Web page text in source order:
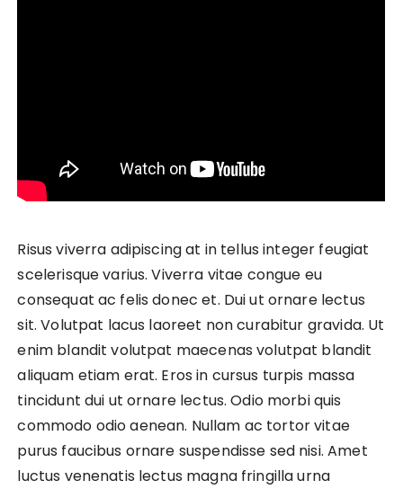
Risus viverra adipiscing at in tellus integer feugiat
scelerisque varius. Viverra vitae congue eu
consequat ac felis donec et. Dui ut ornare lectus
sit. Volutpat lacus laoreet non curabitur gravida. Ut
enim blandit volutpat maecenas volutpat blandit
aliquam etiam erat. Eros in cursus turpis massa
tincidunt dui ut ornare lectus. Odio morbi quis
commodo odio aenean. Nullam ac tortor vitae
purus faucibus ornare suspendisse sed nisi. Amet
luctus venenatis lectus magna fringilla urna